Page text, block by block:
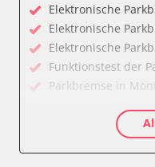
Motorsteuerung
Schlüssellose
Servolenkung
Sitzelektronik Fahrer
Soundsystem
Telefon-/Notruf-
Türsteuergerät
Elektronische
Elektronische
Elektronische
Funktionstest der
Parkbremse in
Verfügbarkeit abhängig